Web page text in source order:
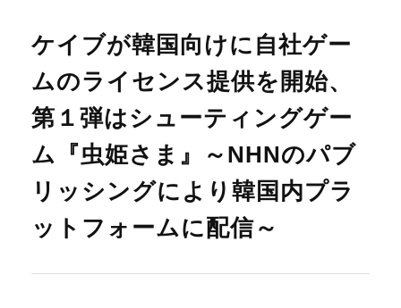
ケイブが韓国向けに自社ゲー
ムのライセンス提供を開始、
第１弾はシューティングゲー
ム『虫姫さま』～NHNのパブ
リッシングにより韓国内プラ
ットフォームに配信～